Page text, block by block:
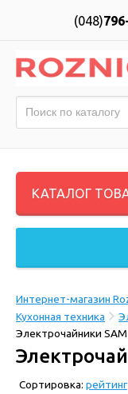
(048)
КАТАЛОГ
Интернет-магазин
Кухонная техника
Электрочайники SAM
Сортировка: рейтинг